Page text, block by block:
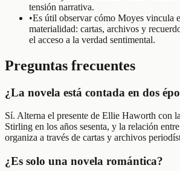
tensión narrativa.
•Es útil observar cómo Moyes vincula
materialidad: cartas, archivos y
el acceso a la verdad sentimental.
Preguntas frecuentes
¿La novela está contada en dos
Sí. Alterna el presente de Ellie Haworth con
Stirling en los años sesenta, y la relación
organiza a través de cartas y archivos
¿Es solo una novela romántica?